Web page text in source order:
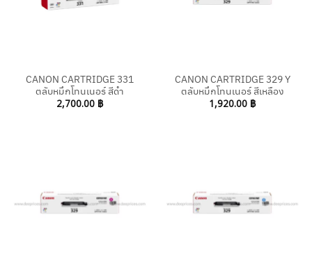
CANON CARTRIDGE 331
ตลับหมึกโทนเนอร์ สีดำ
2,700.00 ฿
CANON CARTRIDGE 329 Y
ตลับหมึกโทนเนอร์ สีเหลือง
1,920.00 ฿